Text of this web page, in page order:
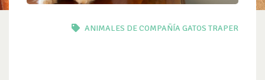
ANIMALES DE COMPAÑÍA GATOS TRAPER